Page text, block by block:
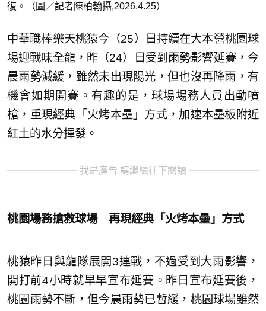
復。（圖／記者陳柏翰攝,2026.4.25）
中華職棒樂天桃猿今（25）日持續在大本營桃園球
場迎戰味全龍，昨（24）日受到雨勢影響延賽，今
晨雨勢減緩，雖然未出現陽光，但也沒再降雨，有
機會如期開賽。有趣的是，球場場務人員出動噴
槍，重現經典「火烤本壘」方式，加速本壘板附近
紅土的水分揮發。
我是廣告 請繼續往下閱讀
桃園場務搶救球場 再現經典「火烤本壘」方式
桃猿昨日與龍隊展開3連戰，不過受到大雨影響，
開打前4小時就早早宣布延賽。昨日宣布延賽後，
桃園雨勢不斷，但今晨雨勢已暫緩，桃園球場雖然